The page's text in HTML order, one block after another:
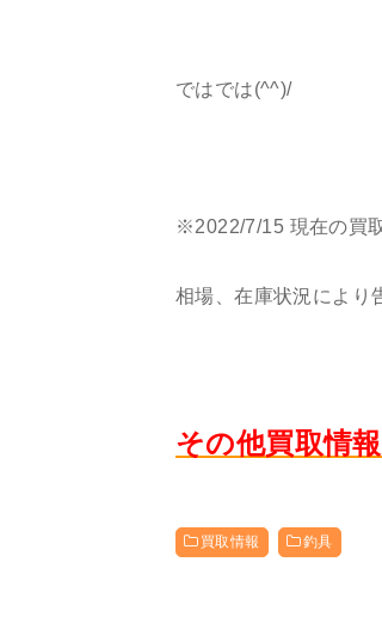
ではでは(^^)/
※2022/7/15 現在の買
相場、在庫状況により
その他買取情
買取情報 釣具